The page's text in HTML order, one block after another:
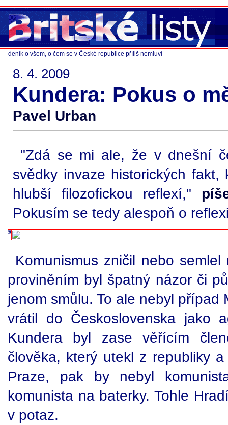
deník o všem, o čem se v České republice příliš nemluví
8. 4. 2009
Kundera: Pokus o
Pavel Urban
"Zdá se mi ale, že v dnešní
svědky invaze historických fakt,
hlubší filozofickou reflexí,"
Pokusím se tedy alespoň o
Komunismus zničil nebo
proviněním byl špatný názor či
jenom smůlu. To ale nebyl případ
vrátil do Československa jako
Kundera byl zase věřícím
člověka, který utekl z republiky
Praze, pak by nebyl
komunista na baterky. Tohle
v potaz.